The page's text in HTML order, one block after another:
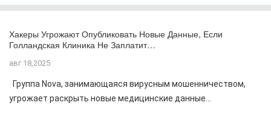
Хакеры Угрожают Опубликовать Новые Данные, Если
Голландская Клиника Не Заплатит…
авг 18,2025
Группа Nova, занимающаяся вирусным мошенничеством,
угрожает раскрыть новые медицинские данные...